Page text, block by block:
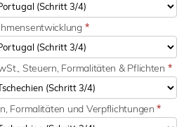
*
Steuern, Formalitäten & Pflichten *
Formalitäten und Verpflichtungen*